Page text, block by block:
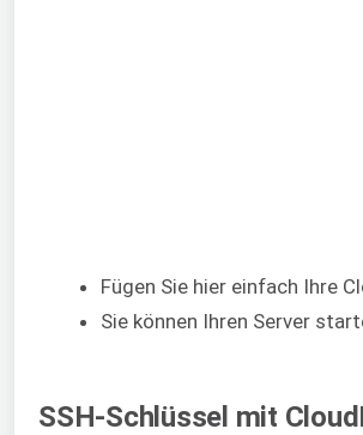
Fügen Sie hier einfach Ihre
Sie können Ihren Server
SSH-Schlüssel mit